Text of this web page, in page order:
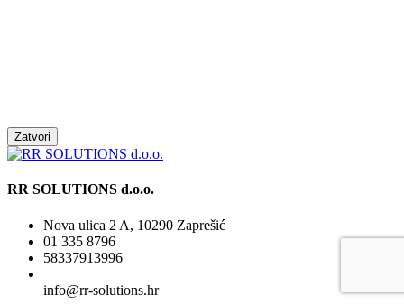
Zatvori
RR SOLUTIONS d.o.o.
Nova ulica 2 A, 10290 Zaprešić
01 335 8796
58337913996
info@rr-solutions.hr